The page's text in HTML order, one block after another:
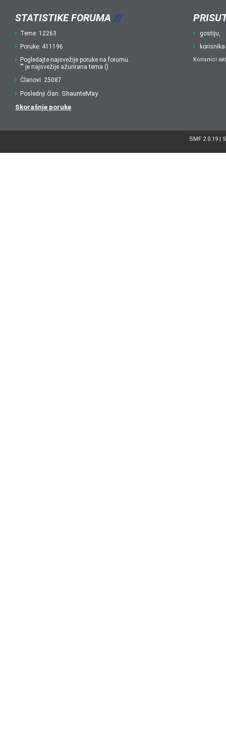
STATISTIKE FORUMA ///
Teme: 12263
Poruke: 411196
Pogledajte najsvežije poruke na forumu.
"" je najsvežije ažurirana tema ()
Članovi: 25087
Poslednji član: ShaunteMay
Skorašnje poruke
gostiju,
korisnika
Korisnici
SMF 2.0.19|